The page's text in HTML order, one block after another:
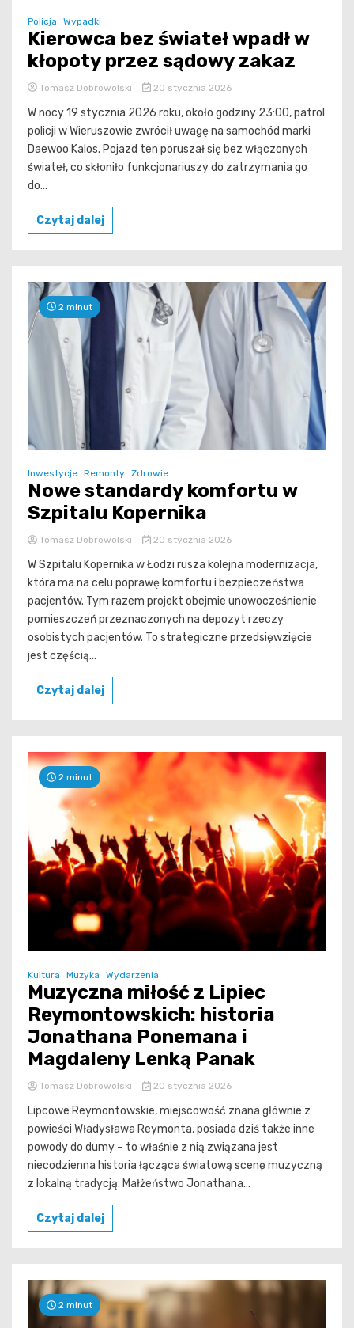
Policja Wypadki
Kierowca bez świateł wpadł w
kłopoty przez sądowy zakaz
Tomasz Dobrowolski 20 stycznia 2026
W nocy 19 stycznia 2026 roku, około godziny 23:00, patrol
policji w Wieruszowie zwrócił uwagę na samochód marki
Daewoo Kalos. Pojazd ten poruszał się bez włączonych
świateł, co skłoniło funkcjonariuszy do zatrzymania go
do...
Czytaj dalej
2 minut
Inwestycje Remonty Zdrowie
Nowe standardy komfortu w
Szpitalu Kopernika
Tomasz Dobrowolski 20 stycznia 2026
W Szpitalu Kopernika w Łodzi rusza kolejna modernizacja,
która ma na celu poprawę komfortu i bezpieczeństwa
pacjentów. Tym razem projekt obejmie unowocześnienie
pomieszczeń przeznaczonych na depozyt rzeczy
osobistych pacjentów. To strategiczne przedsięwzięcie
jest częścią...
Czytaj dalej
2 minut
Kultura Muzyka Wydarzenia
Muzyczna miłość z Lipiec
Reymontowskich: historia
Jonathana Ponemana i
Magdaleny Lenką Panak
Tomasz Dobrowolski 20 stycznia 2026
Lipcowe Reymontowskie, miejscowość znana głównie z
powieści Władysława Reymonta, posiada dziś także inne
powody do dumy – to właśnie z nią związana jest
niecodzienna historia łącząca światową scenę muzyczną
z lokalną tradycją. Małżeństwo Jonathana...
Czytaj dalej
2 minut